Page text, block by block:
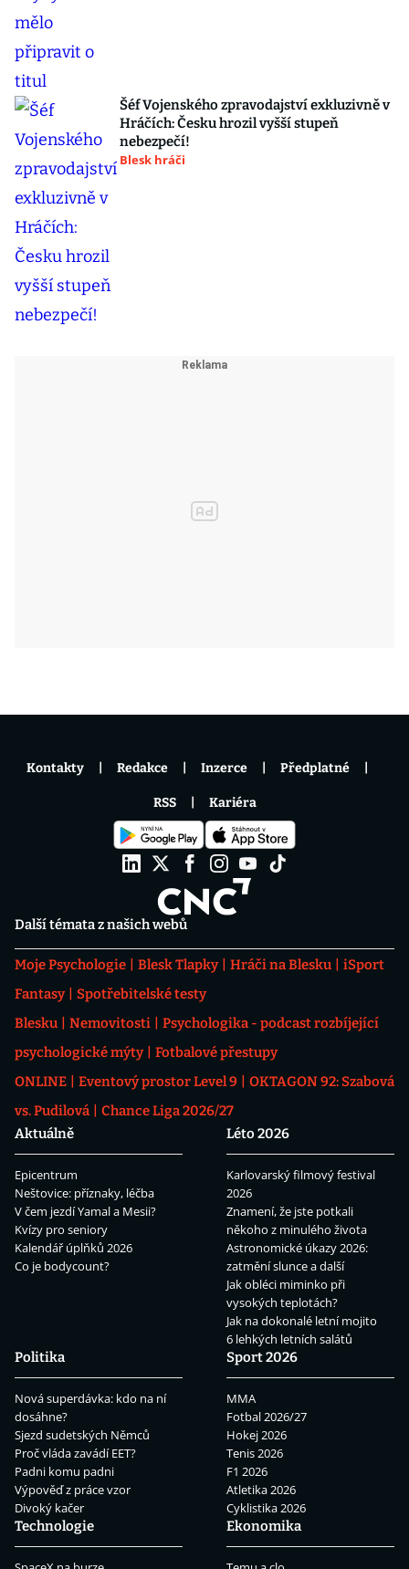
Šéf Vojenského zpravodajství exkluzivně v
Hráčích: Česku hrozil vyšší stupeň
nebezpečí!
Blesk hráči
Další témata z našich webů
Moje Psychologie Blesk Tlapky Hráči na Blesku
iSport
Fantasy
Spotřebitelské testy
Blesku
Nemovitosti
Psychologika - podcast rozbíjející
psychologické mýty
Fotbalové přestupy
ONLINE
Eventový prostor Level 9
OKTAGON 92: Szabová
vs. Pudilová
Chance Liga 2026/27
Aktuálně
Epicentrum
Neštovice: příznaky, léčba
V čem jezdí Yamal a Mesii?
Kvízy pro seniory
Kalendář úplňků 2026
Co je bodycount?
Léto 2026
Karlovarský filmový festival
2026
Znamení, že jste potkali
někoho z minulého života
Astronomické úkazy 2026:
zatmění slunce a další
Jak obléci miminko při
vysokých teplotách?
Jak na dokonalé letní mojito
6 lehkých letních salátů
Politika
Nová superdávka: kdo na ní
dosáhne?
Sjezd sudetských Němců
Proč vláda zavádí EET?
Padni komu padni
Výpověď z práce vzor
Divoký kačer
Sport 2026
MMA
Fotbal 2026/27
Hokej 2026
Tenis 2026
F1 2026
Atletika 2026
Cyklistika 2026
Technologie
Ekonomika
Kontakty Redakce Inzerce Předplatné
RSS Kariéra